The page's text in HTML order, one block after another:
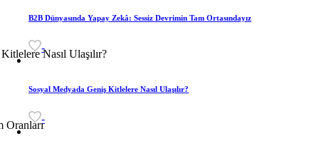
B2B Dünyasında Yapay Zekâ: Sessiz Devrimin Tam Ortasındayız
-
Sosyal Medyada Geniş Kitlelere Nasıl Ulaşılır?
-